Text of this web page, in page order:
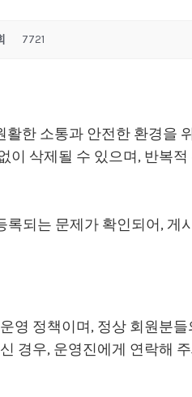
7721
한 소통과 안전한 환경을
이 삭제될 수 있으며, 반복
되는 문제가 확인되어, 게
영 정책이며, 정상 회원분
경우, 운영진에게 연락해